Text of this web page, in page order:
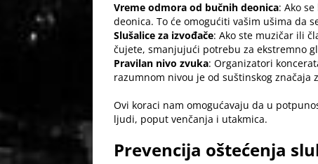
Vreme odmora od bučnih deonica: Ako
deonica. To će omogućiti vašim ušima da
Slušalice za izvođače: Ako ste muzičar ili
čujete, smanjujući potrebu za ekstremno
Pravilan nivo zvuka: Organizatori
razumnom nivou je od suštinskog značaja
Ovi koraci nam omogućavaju da u
ljudi, poput venčanja i utakmica.
Prevencija oštećenja